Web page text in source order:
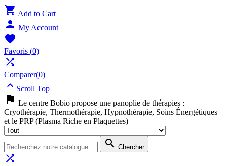
 Add to Cart
 My Account

Favoris (0)

Comparer(0)
 Scroll Top
 Le centre Bobio propose une panoplie de thérapies :
Cryothérapie, Thermothérapie, Hypnothérapie, Soins Énergétiques
et le PRP (Plasma Riche en Plaquettes)
 Chercher
